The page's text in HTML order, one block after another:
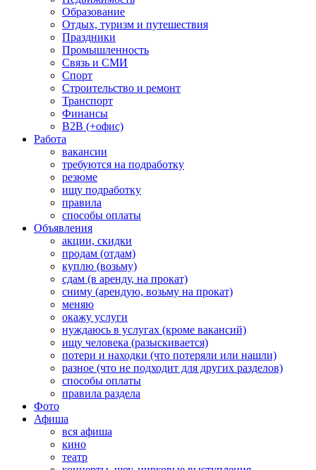
Образование
Отдых, туризм и путешествия
Праздники
Промышленность
Связь и СМИ
Спорт
Строительство и ремонт
Транспорт
Финансы
B2B (+офис)
Работа
вакансии
требуются на подработку
резюме
ищу подработку
правила
способы оплаты
Объявления
акции, скидки
продам (отдам)
куплю (возьму)
сдам (в аренду, на прокат)
сниму (арендую, возьму на прокат)
меняю
окажу услуги
нуждаюсь в услугах (кроме вакансий)
ищу человека (разыскивается)
потери и находки (что потеряли или нашли)
разное (что не подходит для других разделов)
способы оплаты
правила раздела
Фото
Афиша
вся афиша
кино
театр